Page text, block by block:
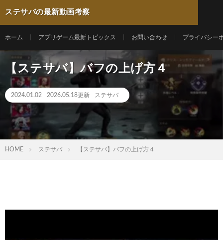
ステサバの最新動画考察
ホーム アプリゲーム最新トピックス お問い合わせ プライバシー
【ステサバ】バフの上げ方４
2024.01.02 2026.05.18更新 ステサバ
HOME ステサバ 【ステサバ】バフの上げ方４